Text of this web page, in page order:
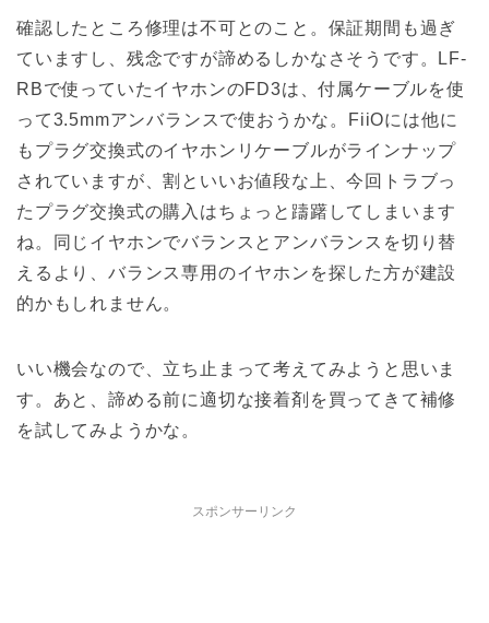
確認したところ修理は不可とのこと。保証期間も過ぎ
ていますし、残念ですが諦めるしかなさそうです。LF-
RBで使っていたイヤホンのFD3は、付属ケーブルを使
って3.5mmアンバランスで使おうかな。FiiOには他に
もプラグ交換式のイヤホンリケーブルがラインナップ
されていますが、割といいお値段な上、今回トラブっ
たプラグ交換式の購入はちょっと躊躇してしまいます
ね。同じイヤホンでバランスとアンバランスを切り替
えるより、バランス専用のイヤホンを探した方が建設
的かもしれません。
いい機会なので、立ち止まって考えてみようと思いま
す。あと、諦める前に適切な接着剤を買ってきて補修
を試してみようかな。
スポンサーリンク